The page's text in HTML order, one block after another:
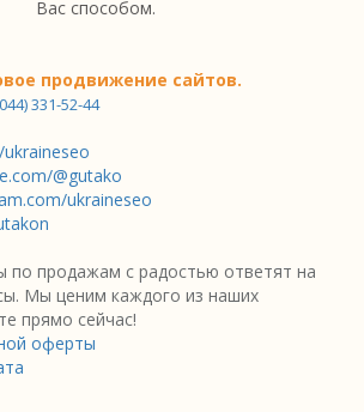
Вас способом.
продвижение сайтов.
331-52-44
@gutako
ukraineseo
продажам с радостью ответят на
Мы ценим каждого из наших
прямо сейчас!
оферты